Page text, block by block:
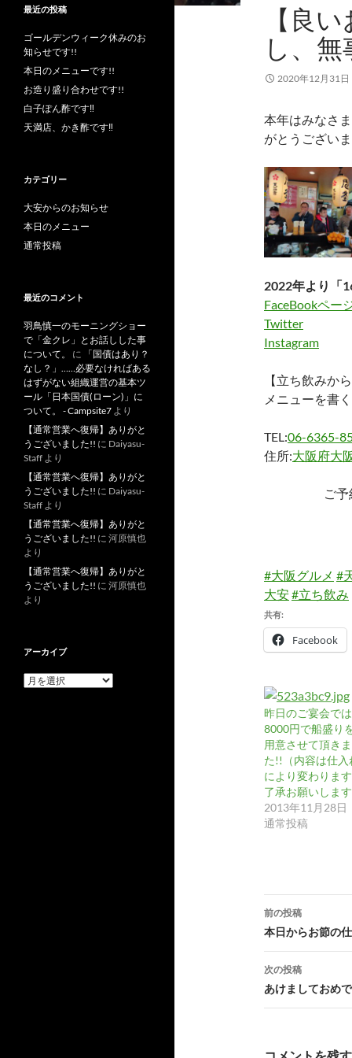
【良
し、
2020年12月31日
本年はみなさ
がとうござい
2022年より「
FaceBookペー
Twitter
Instagram
【立ち飲みか
メニューを書
TEL:06-6365-
住所:大阪府大
ご
#大阪グルメ #
大安#立ち飲み
共有:
Facebook
昨日のご宴会では
8000円で船盛り
用意させて頂き
た!!（内容は仕入
により変わりま
了承お願いします
2013年11月28日
通常投稿
投
稿
ナ
ビ
前の投稿
本日からお節の
次の投稿
あけましておめ
最近の投稿
ゴールデンウィーク休みのお
知らせです!!
本日のメニューです!!
お造り盛り合わせです!!
白子ぽん酢です‼︎
天満店、かき酢です‼︎
カテゴリー
大安からのお知らせ
本日のメニュー
通常投稿
最近のコメント
羽鳥慎一のモーニングショー
で「金クレ」とお話しした事
について。
に
「国債はあり？
なし？」……必要なければある
はずがない組織運営の基本ツ
ール「日本国債(ローン)」に
ついて。 - Campsite7 より
【通常営業へ復帰】ありがと
うございました!! に Daiyasu-
Staff より
【通常営業へ復帰】ありがと
うございました!! に Daiyasu-
Staff より
【通常営業へ復帰】ありがと
うございました!! に 河原慎也
より
【通常営業へ復帰】ありがと
うございました!! に 河原慎也
より
アーカイブ
ア